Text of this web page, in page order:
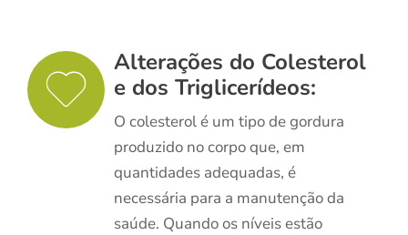
Alterações do Colesterol
e dos Triglicerídeos:
O colesterol é um tipo de gordura
produzido no corpo que, em
quantidades adequadas, é
necessária para a manutenção da
saúde. Quando os níveis estão